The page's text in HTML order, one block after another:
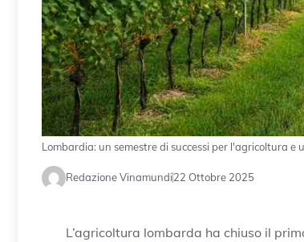
Lombardia: un semestre di successi per l'agricoltura e
Redazione Vinamundi22 Ottobre 2025
L’agricoltura lombarda ha chiuso il